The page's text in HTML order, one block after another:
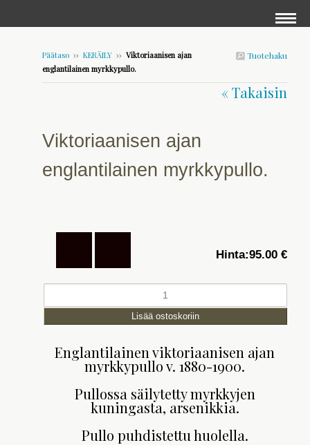
Tuotehaku
Päätaso ›› KERÄILY ›› Viktoriaanisen ajan
englantilainen myrkkypullo.
« Takaisin
Viktoriaanisen ajan
englantilainen myrkkypullo.
Hinta:95.00 €
Englantilainen viktoriaanisen ajan
myrkkypullo v. 1880-1900.
Pullossa säilytetty myrkkyjen
kuningasta, arsenikkia.
Pullo puhdistettu huolella.